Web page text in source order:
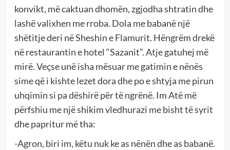
konvikt, më caktuan dhomën, zgjodha shtratin dhe
lashë valixhen me rroba. Dola me babanë një
shëtitje deri në Sheshin e Flamurit. Hëngrëm drekë
në restaurantin e hotel “Sazanit”. Atje gatuhej më
mirë. Veçse unë isha mësuar me gatimin e nënës
sime që i kishte lezet dora dhe po e shtyja me pirun
uhqimin si pa dëshirë për të ngrënë. Im Atë më
përfshiu me një shikim vledhurazi me bisht të syrit
dhe papritur më tha:
-Agron, biri im, këtu nuk ke as nënën dhe as babanë.